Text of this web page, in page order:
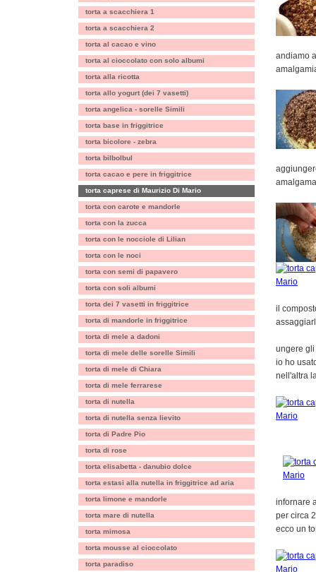
torta a scacchiera 1
torta a scacchiera 2
torta al cacao e vino
torta al cioccolato con solo albumi
torta alla ricotta
torta allo yogurt (dei 7 vasetti)
torta angelica - sorelle Simili
torta base in friggitrice
torta bicolore - zebra
torta bilbolbul
torta cacao e pere in friggitrice
torta caprese di Maurizio Di Mario
torta con carote e mandorle
torta con la zucca
torta con le nocciole di Lilian
torta con le noci
torta con semi di papavero
torta con soli albumi
torta dei 7 vasetti in friggitrice
torta di mandorle in friggitrice
torta di mele a dadoni
torta di mele delle sorelle Simili
torta di mele di Chiara
torta di mele ferrarese
torta di nutella
torta di nutella senza lievito
torta di Padre Pio
torta di rose
torta elisabetta - danubio dolce
torta estasi alla nutella in friggitrice ad aria
torta limone e mandorle
torta mare di nutella
torta mimosa
torta mousse al cioccolato
torta paradiso
andiamo
il
ungere gli
io ho
nell'altra
infornare
per circa
ecco un